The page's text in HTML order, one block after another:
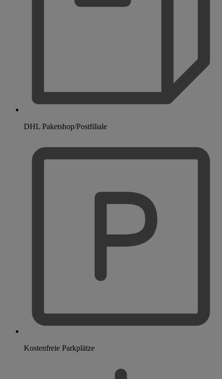
DHL Paketshop/Postfiliale
Kostenfreie Parkplätze